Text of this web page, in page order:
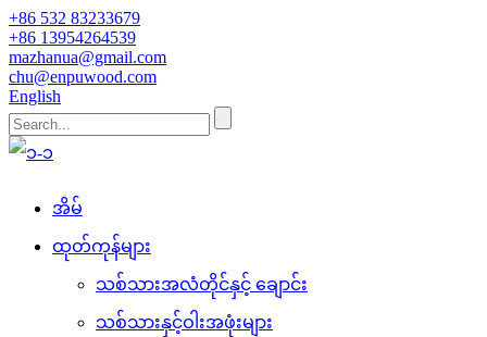
+86 532 83233679
+86 13954264539
mazhanua@gmail.com
chu@enpuwood.com
English
အိမ်
ထုတ်ကုန်များ
သစ်သားအလံတိုင်နှင့် ချောင်း
သစ်သားနှင့်ဝါးအဖုံးများ